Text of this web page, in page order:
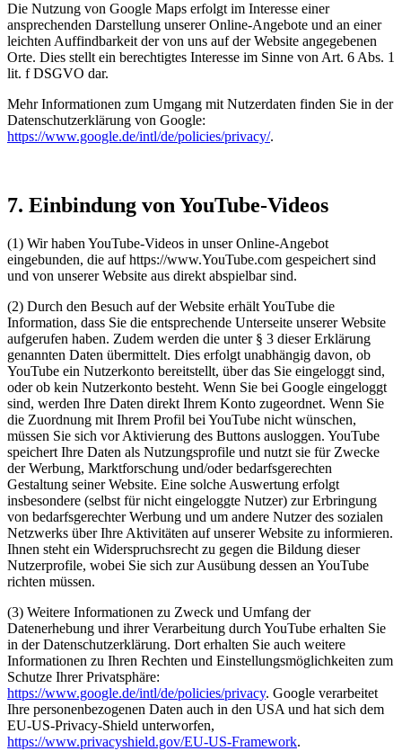
Die Nutzung von Google Maps erfolgt im Interesse einer
ansprechenden Darstellung unserer Online-Angebote und an einer
leichten Auffindbarkeit der von uns auf der Website angegebenen
Orte. Dies stellt ein berechtigtes Interesse im Sinne von Art. 6 Abs. 1
lit. f DSGVO dar.
Mehr Informationen zum Umgang mit Nutzerdaten finden Sie in der
Datenschutzerklärung von Google:
https://www.google.de/intl/de/policies/privacy/.
7. Einbindung von YouTube-Videos
(1) Wir haben YouTube-Videos in unser Online-Angebot
eingebunden, die auf https://www.YouTube.com gespeichert sind
und von unserer Website aus direkt abspielbar sind.
(2) Durch den Besuch auf der Website erhält YouTube die
Information, dass Sie die entsprechende Unterseite unserer Website
aufgerufen haben. Zudem werden die unter § 3 dieser Erklärung
genannten Daten übermittelt. Dies erfolgt unabhängig davon, ob
YouTube ein Nutzerkonto bereitstellt, über das Sie eingeloggt sind,
oder ob kein Nutzerkonto besteht. Wenn Sie bei Google eingeloggt
sind, werden Ihre Daten direkt Ihrem Konto zugeordnet. Wenn Sie
die Zuordnung mit Ihrem Profil bei YouTube nicht wünschen,
müssen Sie sich vor Aktivierung des Buttons ausloggen. YouTube
speichert Ihre Daten als Nutzungsprofile und nutzt sie für Zwecke
der Werbung, Marktforschung und/oder bedarfsgerechten
Gestaltung seiner Website. Eine solche Auswertung erfolgt
insbesondere (selbst für nicht eingeloggte Nutzer) zur Erbringung
von bedarfsgerechter Werbung und um andere Nutzer des sozialen
Netzwerks über Ihre Aktivitäten auf unserer Website zu informieren.
Ihnen steht ein Widerspruchsrecht zu gegen die Bildung dieser
Nutzerprofile, wobei Sie sich zur Ausübung dessen an YouTube
richten müssen.
(3) Weitere Informationen zu Zweck und Umfang der
Datenerhebung und ihrer Verarbeitung durch YouTube erhalten Sie
in der Datenschutzerklärung. Dort erhalten Sie auch weitere
Informationen zu Ihren Rechten und Einstellungsmöglichkeiten zum
Schutze Ihrer Privatsphäre:
https://www.google.de/intl/de/policies/privacy. Google verarbeitet
Ihre personenbezogenen Daten auch in den USA und hat sich dem
EU-US-Privacy-Shield unterworfen,
https://www.privacyshield.gov/EU-US-Framework.